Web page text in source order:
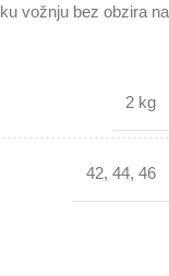
vožnju bez obzira na
2 kg
42, 44, 46